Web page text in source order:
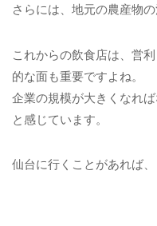
さらには、地元の農産物
これからの飲食店は、営
的な面も重要ですよね。
企業の規模が大きくなれ
と感じています。
仙台に行くことがあれば